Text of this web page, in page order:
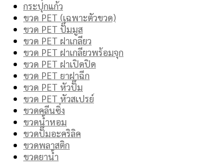
กระปุกแก้ว
ขวด PET (เฉพาะตัวขวด)
ขวด PET ปั๊มมูส
ขวด PET ฝาเกลียว
ขวด PET ฝาเกลียวพร้อมจุก
ขวด PET ฝาเปิดปิด
ขวด PET ยาฝาฉีก
ขวด PET หัวปั๊ม
ขวด PET หัวสเปรย์
ขวดคลีนซิ่ง
ขวดน้ำหอม
ขวดปั๊มอะคริลิค
ขวดพลาสติก
ขวดยาน้ำ